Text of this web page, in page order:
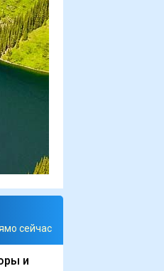
сейчас
и